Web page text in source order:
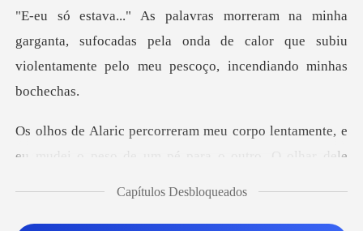
Histórico
Sair
ganta, sufocadas pela onda de calor que subiu
violent
e
eu mudei o peso de um pé para o outro. O olhar de
Capítulos Desbloqueados